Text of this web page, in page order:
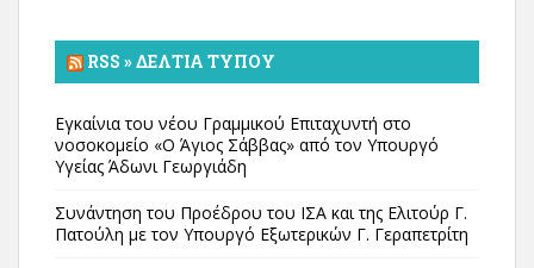
RSS » ΔΕΛΤΊΑ ΤΎΠΟΥ
Εγκαίνια του νέου Γραμμικού Επιταχυντή στο
νοσοκομείο «Ο Άγιος Σάββας» από τον Υπουργό
Υγείας Άδωνι Γεωργιάδη
Συνάντηση του Προέδρου του ΙΣΑ και της Ελιτούρ Γ.
Πατούλη με τον Υπουργό Εξωτερικών Γ. Γεραπετρίτη